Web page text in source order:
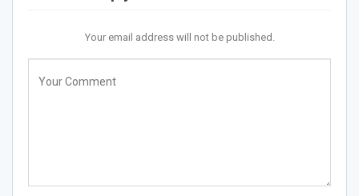
Your email address will not be published.